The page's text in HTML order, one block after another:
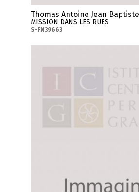
Thomas Antoine Jean Baptiste
MISSION DANS LES RUES
S-FN39663